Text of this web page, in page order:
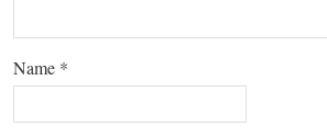
Name *